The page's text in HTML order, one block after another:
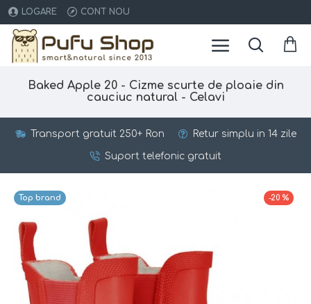
LOGARE CONT NOU
Baked Apple 20 - Cizme scurte de ploaie din
cauciuc natural - Celavi
Transport gratuit 250+ Ron Retur simplu in 14 zile
Suport telefonic gratuit
Top brand -20 %